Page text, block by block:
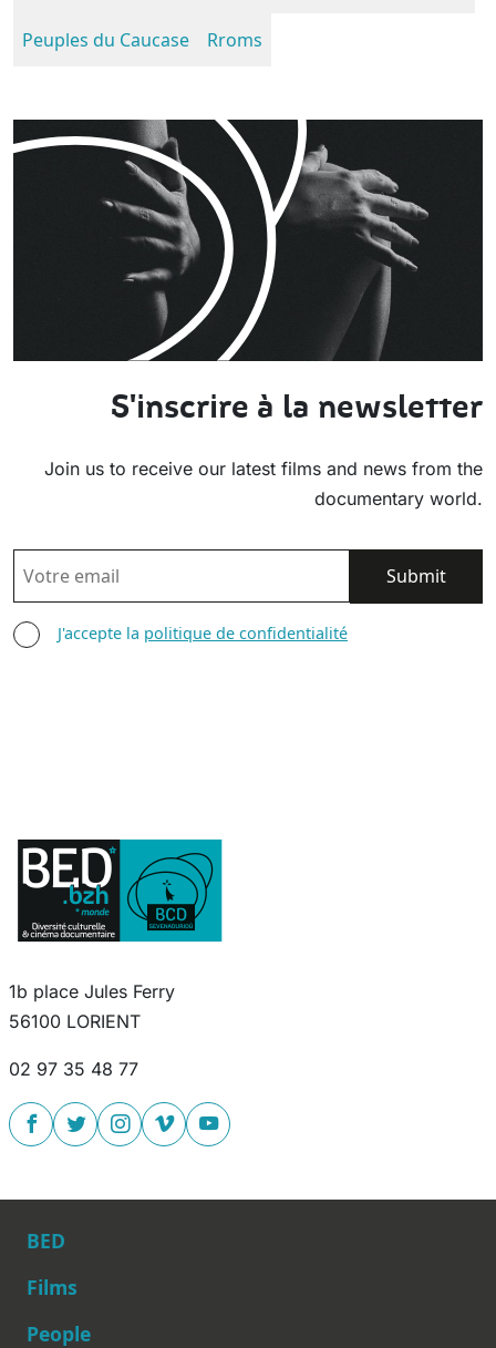
Peuples du Caucase Rroms
S'inscrire à la newsletter
Join us to receive our latest films and news from the
documentary world.
EMAIL
AGREE TERMS
J'accepte la politique de confidentialité
1b place Jules Ferry
56100 LORIENT
02 97 35 48 77
BED
Films
People